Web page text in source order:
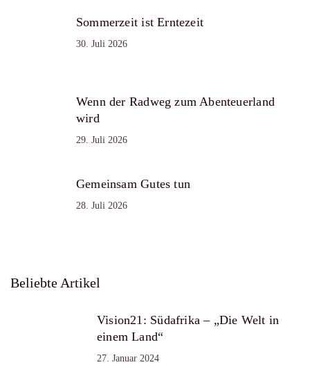
Sommerzeit ist Erntezeit
30. Juli 2026
Wenn der Radweg zum Abenteuerland
wird
29. Juli 2026
Gemeinsam Gutes tun
28. Juli 2026
Beliebte Artikel
Vision21: Südafrika – „Die Welt in
einem Land“
27. Januar 2024